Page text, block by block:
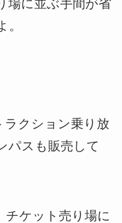
場に並ぶ手間が省
ラクション乗り放
パスも販売して
チケット売り場に